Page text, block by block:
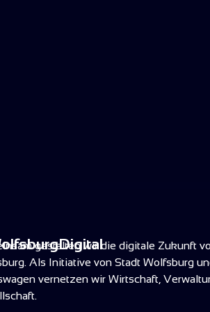
weltweit
den Wandel
konsequent
gestalten wir die digitale Zukunft
Als Initiative von Stadt Wolfsburg
vernetzen wir Wirtschaft,